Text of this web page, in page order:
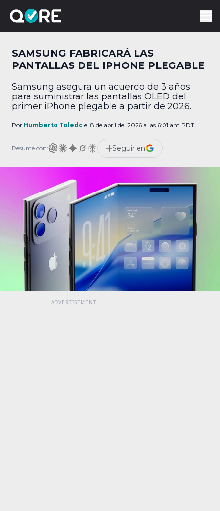
SAMSUNG FABRICARÁ LAS
PANTALLAS DEL IPHONE PLEGABLE
Samsung asegura un acuerdo de 3 años
para suministrar las pantallas OLED del
primer iPhone plegable a partir de 2026.
Por Humberto Toledo el 8 de abril del 2026 a las 6:01 am PDT
Resume con: Seguir en